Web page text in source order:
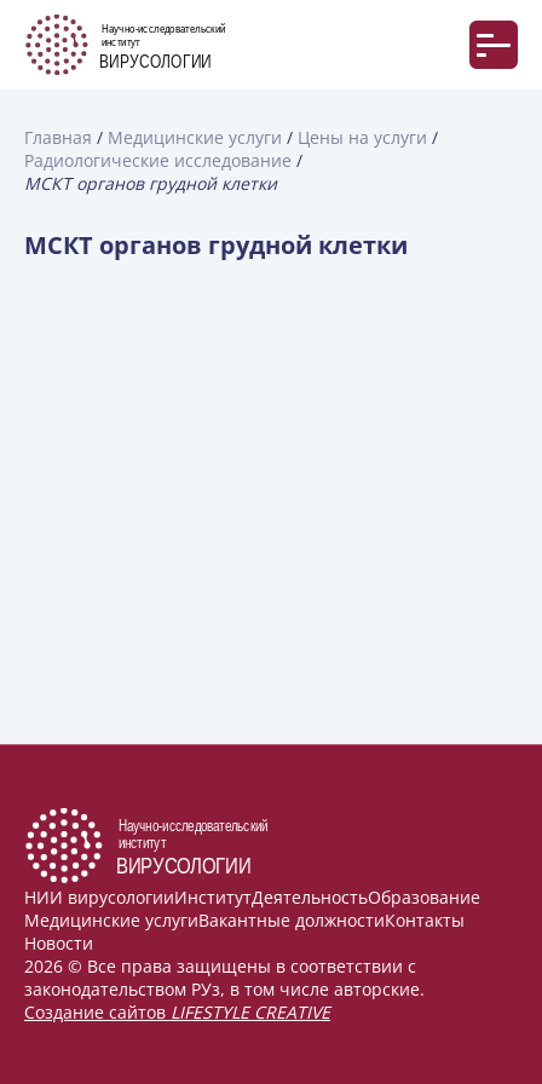
Главная Медицинские услуги
Цены на услуги
Радиологические исследование
МСКТ органов грудной клетки
МСКТ органов грудной клетки
НИИ вирусологииИнститутДеятельностьОбразование
Медицинские услугиВакантные должностиКонтакты
Новости
2026 © Все права защищены в соответствии с
законодательством РУз, в том числе авторские.
Создание сайтов LIFESTYLE CREATIVE